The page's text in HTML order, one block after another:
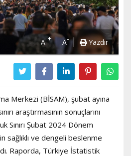
A+ A- Yazdır
Merkezi (BİSAM), şubat ayına
araştırmasının sonuçlarını
Sınırı Şubat 2024 Dönem
sağlıklı ve dengeli beslenme
Raporda, Türkiye İstatistik